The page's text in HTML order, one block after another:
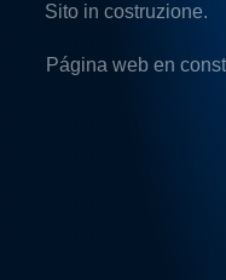
Sito in costruzione.
Página web en